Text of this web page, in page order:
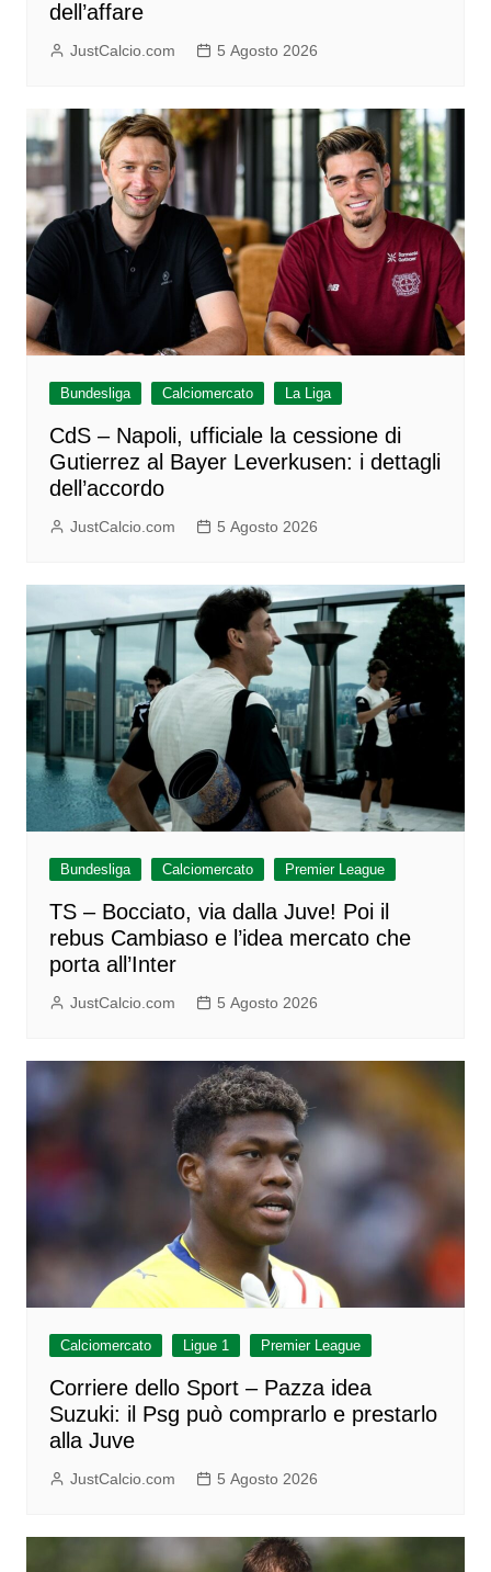
dell’affare
JustCalcio.com 5 Agosto 2026
Bundesliga Calciomercato La Liga
CdS – Napoli, ufficiale la cessione di
Gutierrez al Bayer Leverkusen: i dettagli
dell’accordo
JustCalcio.com 5 Agosto 2026
Bundesliga Calciomercato Premier League
TS – Bocciato, via dalla Juve! Poi il
rebus Cambiaso e l’idea mercato che
porta all’Inter
JustCalcio.com 5 Agosto 2026
Calciomercato Ligue 1 Premier League
Corriere dello Sport – Pazza idea
Suzuki: il Psg può comprarlo e prestarlo
alla Juve
JustCalcio.com 5 Agosto 2026